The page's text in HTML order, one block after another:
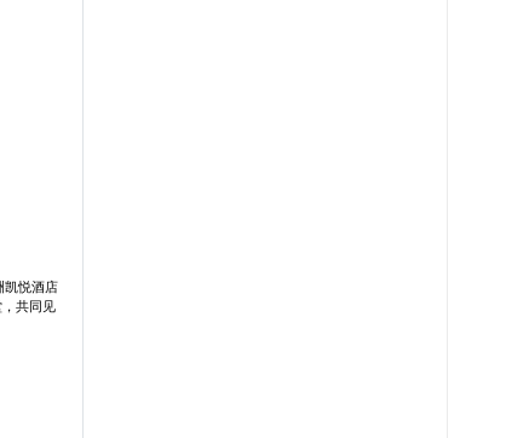
凯悦酒店
共同见